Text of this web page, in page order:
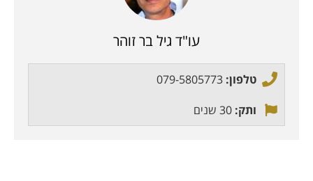
עו"ד גיל בר זוהר
טלפון: 079-5805773
ותק: 30 שנים